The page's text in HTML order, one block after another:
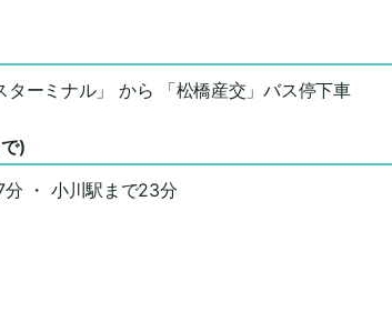
ーミナル」 から 「松橋産交」バス停下車
)
・ 小川駅まで23分